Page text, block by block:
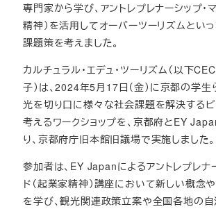
専門家から学び、アントレプレナーシップ・
精神）を活用してオーバーツーリズムとい
課題策を考えました。
カルチュラル・エデュ・ツーリズム（以下
子）は、2024年5月17日（金）に京都の学生
光を切り口に様々な社会課題を解決する
考えるワークショップを、京都府とEY
り、京都府庁旧本館旧議場で実施しました。
参加者は、EY Japanによるアントレプレナ
ド（起業家精神）講座において新しい概念
を学び、観光関連政策立案や全国各地の